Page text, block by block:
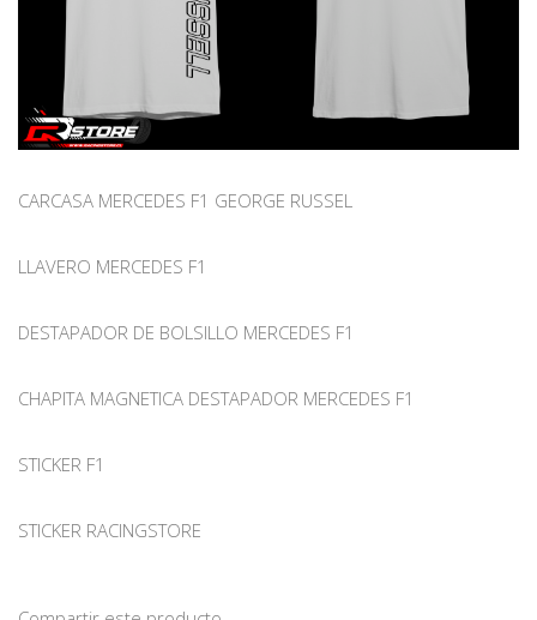
CARCASA MERCEDES F1 GEORGE RUSSEL
LLAVERO MERCEDES F1
DESTAPADOR DE BOLSILLO MERCEDES F1
CHAPITA MAGNETICA DESTAPADOR MERCEDES F1
STICKER F1
STICKER RACINGSTORE